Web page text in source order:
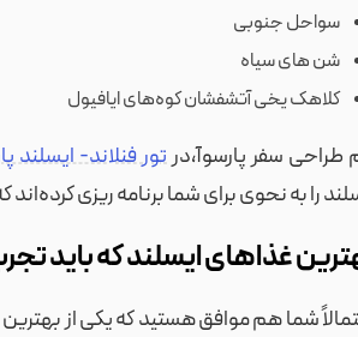
سواحل جنوبی
شن های سیاه
کلاهک یخی آتشفشان کوه‌های ایافیول
طراحی سفر پارسوآ،درتور فنلاند- ایسلند
را به نحوی برای شما برنامه ریزی
غذاهای ایسلند که باید
شما هم موافق هستید که یکی از